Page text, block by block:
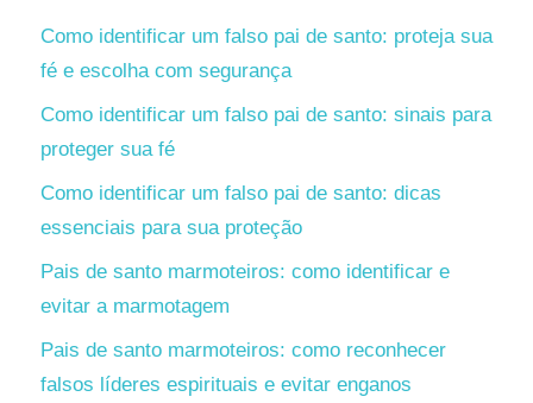
Como identificar um falso pai de santo: proteja sua
fé e escolha com segurança
Como identificar um falso pai de santo: sinais para
proteger sua fé
Como identificar um falso pai de santo: dicas
essenciais para sua proteção
Pais de santo marmoteiros: como identificar e
evitar a marmotagem
Pais de santo marmoteiros: como reconhecer
falsos líderes espirituais e evitar enganos